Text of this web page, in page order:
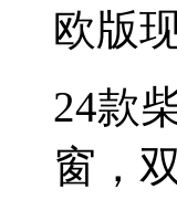
欧版
24款
窗，